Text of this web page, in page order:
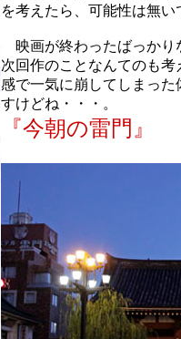
を考えたら、可能性は無
映画が終わったばっかり
次回作のことなんてのも
感で一気に崩してしまっ
すけどね・・・。
『今朝の雷門』